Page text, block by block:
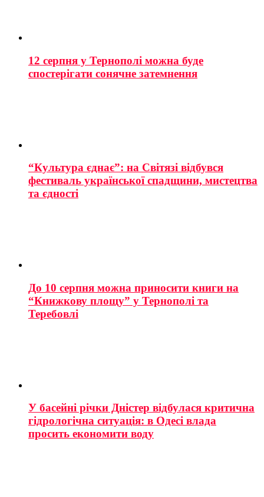
12 серпня у Тернополі можна буде
спостерігати сонячне затемнення
“Культура єднає”: на Світязі відбувся
фестиваль української спадщини, мистецтва
та єдності
До 10 серпня можна приносити книги на
“Книжкову площу” у Тернополі та
Теребовлі
У басейні річки Дністер відбулася критична
гідрологічна ситуація: в Одесі влада
просить економити воду